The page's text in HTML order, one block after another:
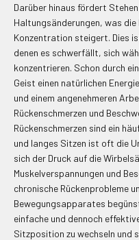
Darüber hinaus fördert
Haltungsänderungen, was
Konzentration steigert. Dies
denen es schwerfällt, sich
konzentrieren. Schon durch
Geist einen natürlichen
und einem angenehmeren
Rückenschmerzen und
Rückenschmerzen sind ein
und langes Sitzen ist oft die
sich der Druck auf die
Muskelverspannungen und
chronische Rückenprobleme
Bewegungsapparates
einfache und dennoch
Sitzposition zu wechseln und